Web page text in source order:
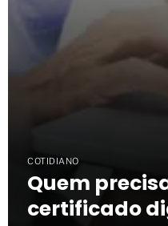
COTIDIANO
Quem
certificado